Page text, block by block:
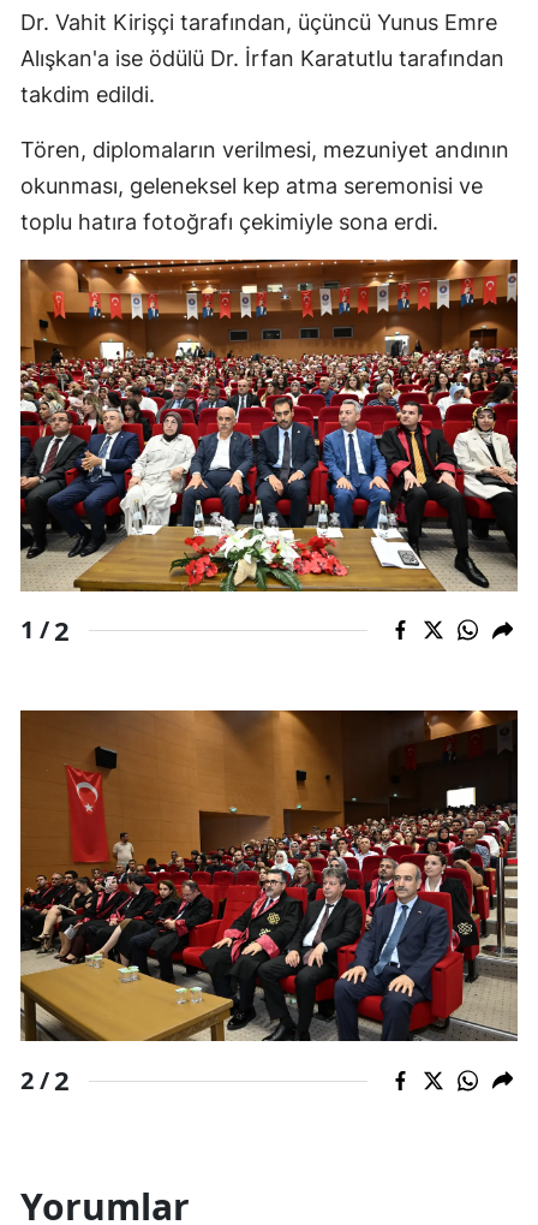
Dr. Vahit Kirişçi tarafından, üçüncü Yunus Emre
Alışkan'a ise ödülü Dr. İrfan Karatutlu tarafından
takdim edildi.
Tören, diplomaların verilmesi, mezuniyet andının
okunması, geleneksel kep atma seremonisi ve
toplu hatıra fotoğrafı çekimiyle sona erdi.
1 /2
2 /2
Yorumlar